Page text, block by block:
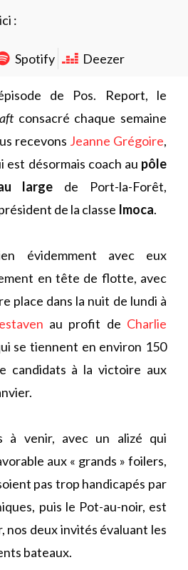
:
Spotify Deezer
de Pos. Report, le
consacré chaque semaine
recevons Jeanne Grégoire,
est désormais coach au pôle
large de Port-la-Forêt,
de la classe Imoca.
évidemment avec eux
en tête de flotte, avec
place dans la nuit de lundi à
au profit de Charlie
se tiennent en environ 150
candidats à la victoire aux
à venir, avec un alizé qui
aux « grands » foilers,
pas trop handicapés par
puis le Pot-au-noir, est
nos deux invités évaluant les
bateaux.